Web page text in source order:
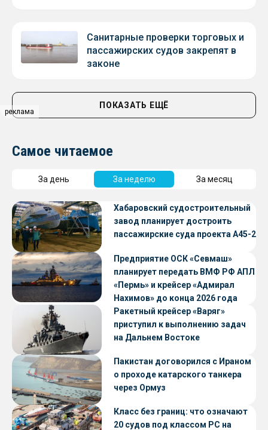
реклама
Санитарные проверки торговых и
пассажирских судов закрепят в
законе
ПОКАЗАТЬ ЕЩЁ
Самое читаемое
За день За неделю За месяц
Хабаровский судостроительный
завод планирует достроить
пассажирские суда проекта А45-2
Предприятие ОСК «Севмаш»
планирует передать ВМФ РФ АПЛ
«Пермь» и крейсер «Адмирал
Нахимов» до конца 2026 года
Ракетный крейсер «Варяг»
приступил к выполнению задач
на Дальнем Востоке
Пакистан договорился с Ираном
о проходе катарского танкера
через Ормуз
Класс без границ: что означают
20 судов под классом РС на